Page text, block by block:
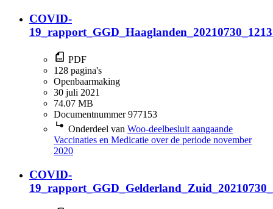
COVID-
PDF
128 pagina's
Openbaarmaking
30 juli 2021
74.07 MB
Documentnummer 977153
Onderdeel van Woo-deelbesluit aangaande
Vaccinaties en Medicatie over de periode november
2020
COVID-